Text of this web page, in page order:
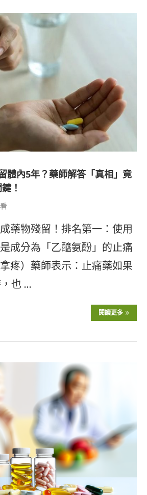
體內5年？藥師解答「真相」竟
！
藥物殘留！排名第一：使用
成分為「乙醯氨酚」的止痛
疼）藥師表示：止痛藥如果
也 …
閱讀更多